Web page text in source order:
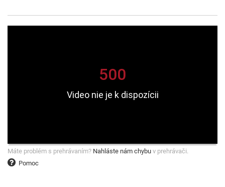
Pomoc
Máte problém s prehrávaním? Nahláste nám chybu v prehrávači.